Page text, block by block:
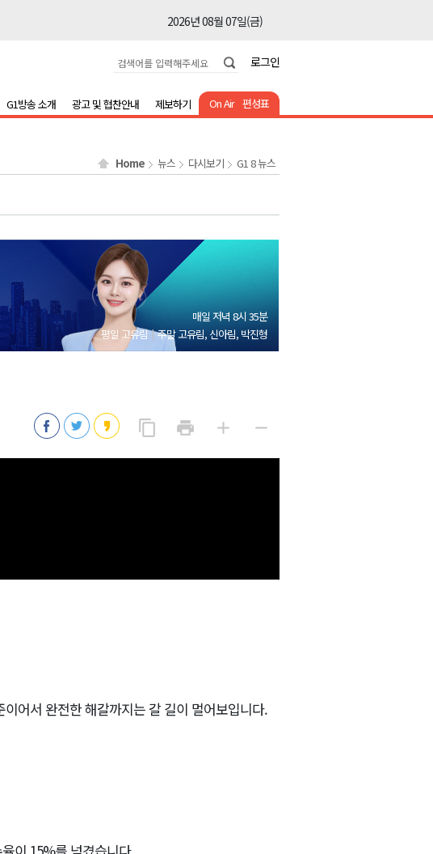
2026년 08월 07일(금)
2026년 08월 07일(금)
2026년 08월 07일(금)
2026년 08월 07일(금)
2026년 08월 07일(금)
2026년 08월 07일(금)
2026년 08월 07일(금)
2026년 08월 07일(금)
2026년 08월 07일(금)
2026년 08월 07일(금)
로그인
On Air 편성표
G1방송 소개 광고 및 협찬안내 제보하기
Home 뉴스 다시보기 G1 8 뉴스
매일 저녁 8시 35분
평일 고유림
주말 고유림, 신아림, 박진형
content_copy
사
print add
게
remove
게
어서 완전한 해갈까지는 갈 길이 멀어보입니다.